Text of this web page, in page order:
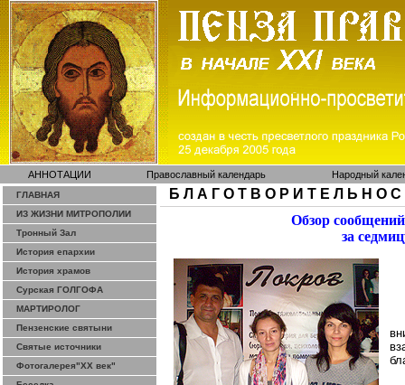
АННОТАЦИИ Православный календарь Народный
ГЛАВНАЯ
ИЗ ЖИЗНИ МИТРОПОЛИИ
Тронный Зал
История епархии
История храмов
Сурская ГОЛГОФА
МАРТИРОЛОГ
Пензенские святыни
Святые источники
Фотогалерея"ХХ век"
Б Л А Г О Т В О Р И Т Е Л Ь Н О С
Обзор
за